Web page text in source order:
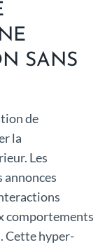
SANS
de
la
Les
annonces
comportements
Cette hyper-